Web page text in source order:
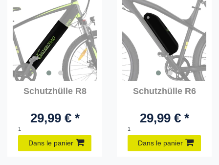
Schutzhülle R8
29,99 € *
1
Dans le panier
Schutzhülle R6
29,99 € *
1
Dans le panier